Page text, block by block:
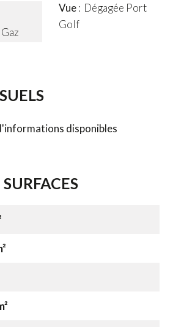
Gaz
Vue
Dégagée Port
Golf
disponibles
SURFACES